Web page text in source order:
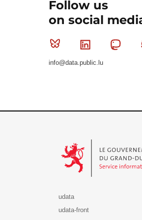
Follow us
on social
Bluesky Linkedin
info@data.public.lu
udata
udata-front